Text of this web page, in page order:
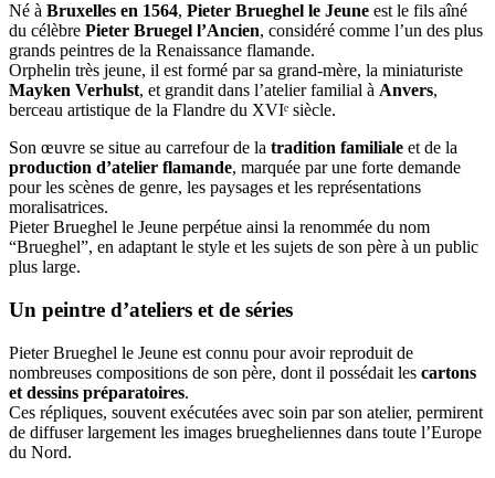
Né à Bruxelles en 1564, Pieter Brueghel le Jeune est le fils aîné
du célèbre Pieter Bruegel l’Ancien, considéré comme l’un des plus
grands peintres de la Renaissance flamande.
Orphelin très jeune, il est formé par sa grand-mère, la miniaturiste
Mayken Verhulst, et grandit dans l’atelier familial à Anvers,
berceau artistique de la Flandre du XVIᵉ siècle.
Son œuvre se situe au carrefour de la tradition familiale et de la
production d’atelier flamande, marquée par une forte demande
pour les scènes de genre, les paysages et les représentations
moralisatrices.
Pieter Brueghel le Jeune perpétue ainsi la renommée du nom
“Brueghel”, en adaptant le style et les sujets de son père à un public
plus large.
Un peintre d’ateliers et de séries
Pieter Brueghel le Jeune est connu pour avoir reproduit de
nombreuses compositions de son père, dont il possédait les cartons
et dessins préparatoires.
Ces répliques, souvent exécutées avec soin par son atelier, permirent
de diffuser largement les images bruegheliennes dans toute l’Europe
du Nord.